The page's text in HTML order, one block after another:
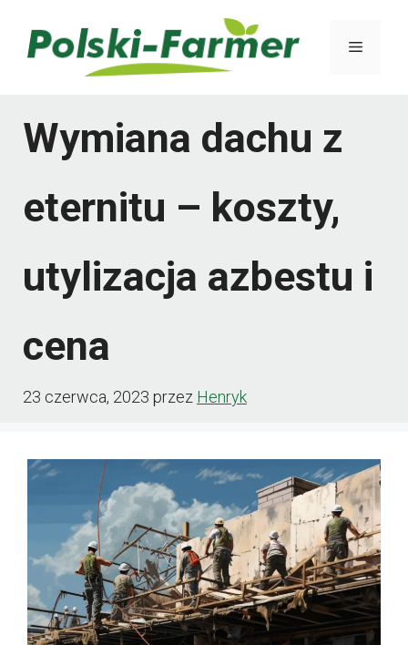
Menu
Wymiana dachu z
eternitu – koszty,
utylizacja azbestu i
cena
23 czerwca, 2023 przez Henryk